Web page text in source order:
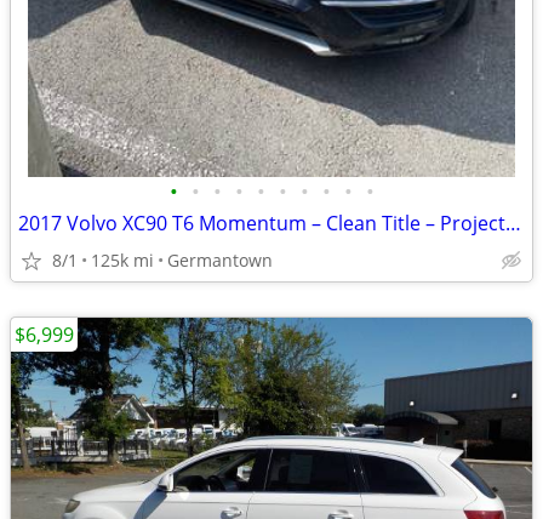
• • • • • • • • • •
2017 Volvo XC90 T6 Momentum – Clean Title – Project Vehicle
8/1 125k mi Germantown
$6,999